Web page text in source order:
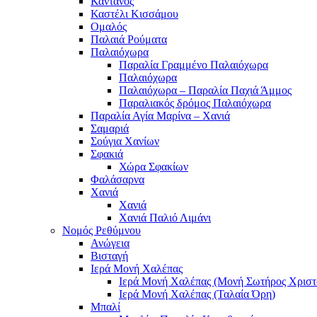
Καστέλι Κισσάμου
Ομαλός
Παλαιά Ρούματα
Παλαιόχωρα
Παραλία Γραμμένο Παλαιόχωρα
Παλαιόχωρα
Παλαιόχωρα – Παραλία Παχιά Άμμος
Παραλιακός δρόμος Παλαιόχωρα
Παραλία Αγία Μαρίνα – Χανιά
Σαμαριά
Σούγια Χανίων
Σφακιά
Χώρα Σφακίων
Φαλάσαρνα
Χανιά
Χανιά
Χανιά Παλιό Λιμάνι
Νομός Ρεθύμνου
Ανώγεια
Βισταγή
Ιερά Μονή Χαλέπας
Ιερά Μονή Χαλέπας (Μονή Σωτήρος
Ιερά Μονή Χαλέπας (Ταλαία Όρη)
Μπαλί